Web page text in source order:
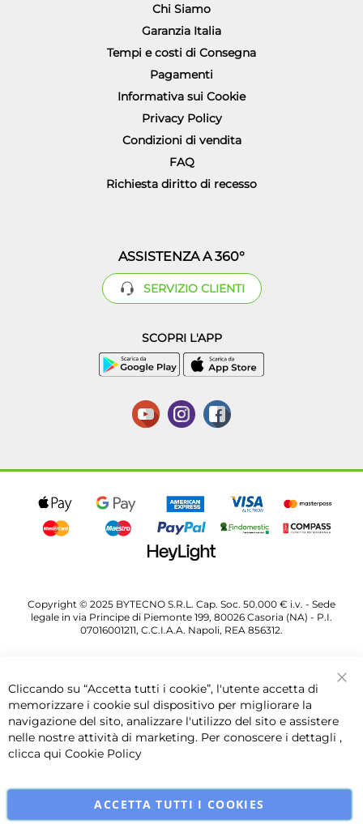
Chi Siamo
Garanzia Italia
Tempi e costi di Consegna
Pagamenti
Informativa sui Cookie
Privacy Policy
Condizioni di vendita
FAQ
Richiesta diritto di recesso
ASSISTENZA A 360°
SERVIZIO CLIENTI
SCOPRI L'APP
Copyright © 2025 BYTECNO S.R.L. Cap. Soc. 50.000 € i.v. - Sede
legale in via Principe di Piemonte 199, 80026 Casoria (NA) - P.I.
07016001211, C.C.I.A.A. Napoli, REA 856312.
Cliccando su “Accetta tutti i cookie”, l'utente accetta di
memorizzare i cookie sul dispositivo per migliorare la
navigazione del sito, analizzare l'utilizzo del sito e assistere
nelle nostre attività di marketing. Per conoscere i dettagli ,
clicca qui Cookie Policy
ACCETTA TUTTI I COOKIES